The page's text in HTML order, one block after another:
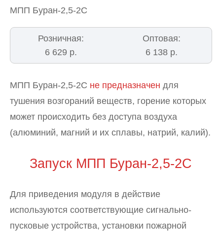
МПП Буран-2,5-2С
Розничная:
6 629 р.
Оптовая:
6 138 р.
МПП Буран-2,5-2С не предназначен для
тушения возгораний веществ, горение которых
может происходить без доступа воздуха
(алюминий, магний и их сплавы, натрий, калий).
Запуск МПП Буран-2,5-2С
Для приведения модуля в действие
используются соответствующие сигнально-
пусковые устройства, установки пожарной